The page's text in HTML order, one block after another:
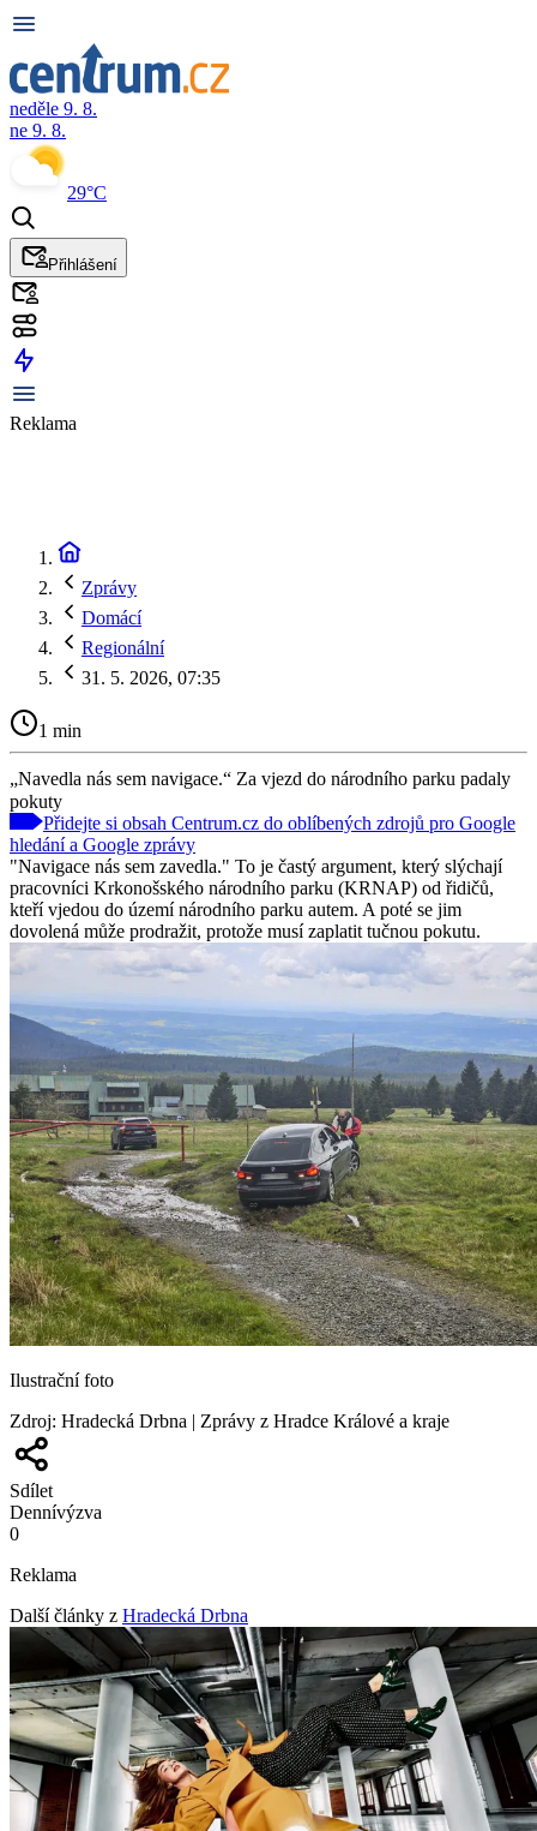
neděle 9. 8.
ne 9. 8.
29°C
Přihlášení
Reklama
Zprávy
Domácí
Regionální
31. 5. 2026, 07:35
1 min
„Navedla nás sem navigace.“ Za vjezd do národního parku padaly
pokuty
Přidejte si obsah Centrum.cz do oblíbených zdrojů pro Google
hledání a Google zprávy
"Navigace nás sem zavedla." To je častý argument, který slýchají
pracovníci Krkonošského národního parku (KRNAP) od řidičů,
kteří vjedou do území národního parku autem. A poté se jim
dovolená může prodražit, protože musí zaplatit tučnou pokutu.
Ilustrační foto
Zdroj: Hradecká Drbna | Zprávy z Hradce Králové a kraje
Sdílet
Dennívýzva
0
Reklama
Další články z Hradecká Drbna